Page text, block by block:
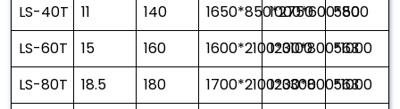
LS-40T
11 140 1650*850*27501000*600*800
550
LS-60T
15 160 1600*2100*31001200*800*1000
563
LS-80T
18.5 180 1700*2100*33001200*800*1000
563